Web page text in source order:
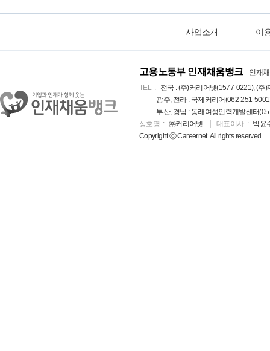
사업소개 이
고용노동부 인재채움뱅크
인재
TEL
전국 : (주)커리어넷(1577-0221), (
광주, 전라 : 국제커리어(062-251-
부산, 경남 : 동래여성인력개발센터
상호명
㈜커리어넷 대표이사
박윤
Copyright ⓒ Careernet. All rights reserved.